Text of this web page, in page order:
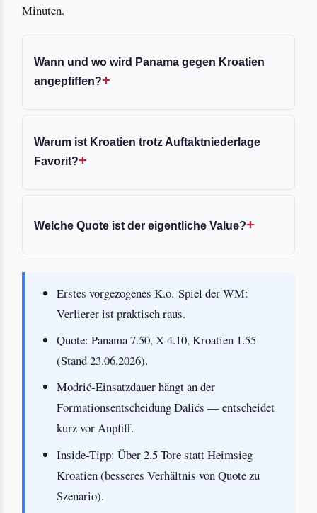
Minuten.
Wann und wo wird Panama gegen Kroatien
angepfiffen?
Warum ist Kroatien trotz Auftaktniederlage
Favorit?
Welche Quote ist der eigentliche Value?
Erstes vorgezogenes K.o.-Spiel der WM:
Verlierer ist praktisch raus.
Quote: Panama 7.50, X 4.10, Kroatien 1.55
(Stand 23.06.2026).
Modrić-Einsatzdauer hängt an der
Formationsentscheidung Dalićs — entscheidet
kurz vor Anpfiff.
Inside-Tipp: Über 2.5 Tore statt Heimsieg
Kroatien (besseres Verhältnis von Quote zu
Szenario).